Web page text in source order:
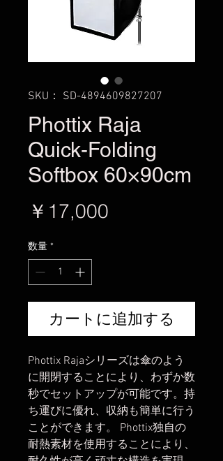
SKU： SD-4894609827207
Phottix Raja
Quick-Folding
Softbox 60×90cm
￥17,000
数量 *
カートに追加する
Phottix Rajaシリーズは傘のよう
に開閉することにより、わずか数
秒でセットアップが可能です。持
ち運びに優れ、収納も簡単に行う
ことができます。 Phottix独自の
耐熱素材を使用することにより、